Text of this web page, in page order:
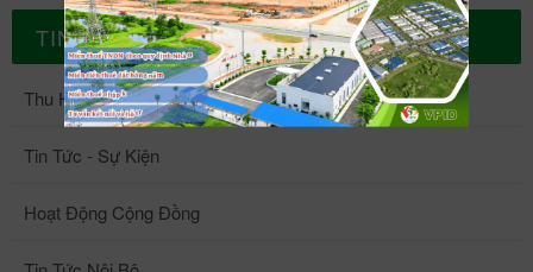
TIN TỨC
Thu Hút Đầu Tư
Tin Tức - Sự Kiện
Hoạt Động Cộng Đồng